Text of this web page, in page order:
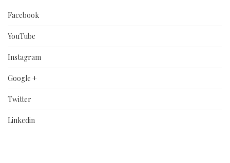
Facebook
YouTube
Instagram
Google +
Twitter
Linkedin